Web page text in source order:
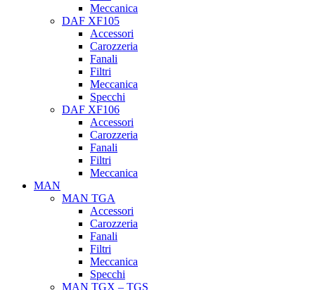
Meccanica
DAF XF105
Accessori
Carozzeria
Fanali
Filtri
Meccanica
Specchi
DAF XF106
Accessori
Carozzeria
Fanali
Filtri
Meccanica
MAN
MAN TGA
Accessori
Carozzeria
Fanali
Filtri
Meccanica
Specchi
MAN TGX – TGS